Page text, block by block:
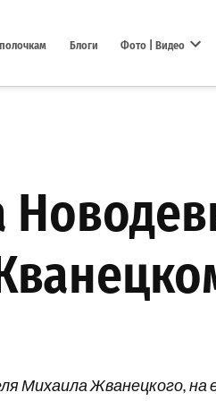
Блоги Фото | Видео
Михаила Жванецкого, на